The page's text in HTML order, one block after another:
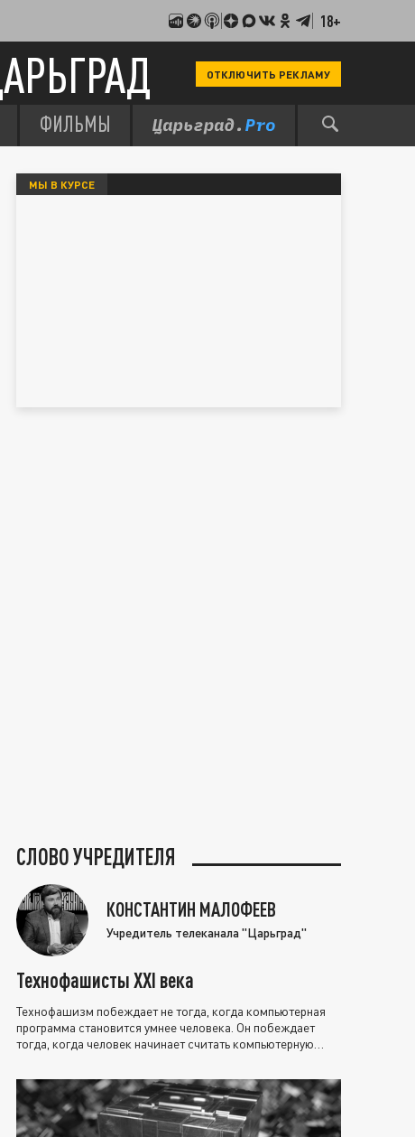
18+
ОТКЛЮЧИТЬ РЕКЛАМУ
ФИЛЬМЫ
МЫ В КУРСЕ
СЛОВО УЧРЕДИТЕЛЯ
КОНСТАНТИН МАЛОФЕЕВ
Учредитель телеканала "Царьград"
Технофашисты XXI века
Технофашизм побеждает не тогда, когда компьютерная
программа становится умнее человека. Он побеждает
тогда, когда человек начинает считать компьютерную